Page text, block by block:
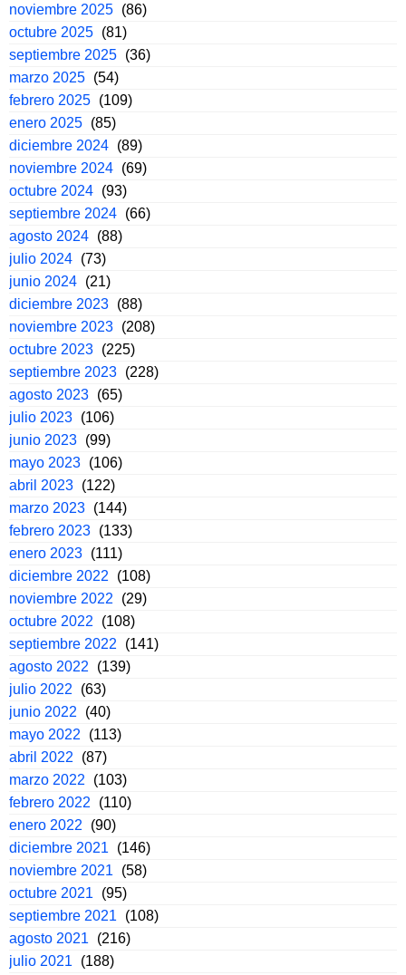
noviembre 2025 (86)
octubre 2025 (81)
septiembre 2025 (36)
marzo 2025 (54)
febrero 2025 (109)
enero 2025 (85)
diciembre 2024 (89)
noviembre 2024 (69)
octubre 2024 (93)
septiembre 2024 (66)
agosto 2024 (88)
julio 2024 (73)
junio 2024 (21)
diciembre 2023 (88)
noviembre 2023 (208)
octubre 2023 (225)
septiembre 2023 (228)
agosto 2023 (65)
julio 2023 (106)
junio 2023 (99)
mayo 2023 (106)
abril 2023 (122)
marzo 2023 (144)
febrero 2023 (133)
enero 2023 (111)
diciembre 2022
(108)
noviembre 2022
(29)
octubre 2022
(108)
septiembre 2022
(141)
agosto 2022
(139)
julio 2022
(63)
junio 2022
(40)
mayo 2022
(113)
abril 2022
(87)
marzo 2022
(103)
febrero 2022
(110)
enero 2022
(90)
diciembre 2021
(146)
noviembre 2021
(58)
octubre 2021
(95)
septiembre 2021
(108)
agosto 2021
(216)
julio 2021
(188)